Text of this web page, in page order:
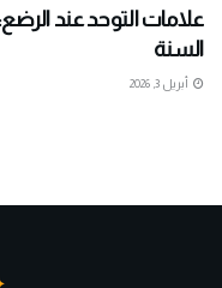
علامات التوحد عند
السنة
أبريل 3, 2026